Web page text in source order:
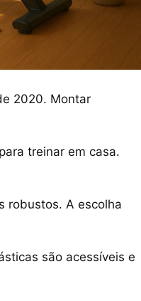
2020. Montar
treinar em casa.
robustos. A escolha
são acessíveis e